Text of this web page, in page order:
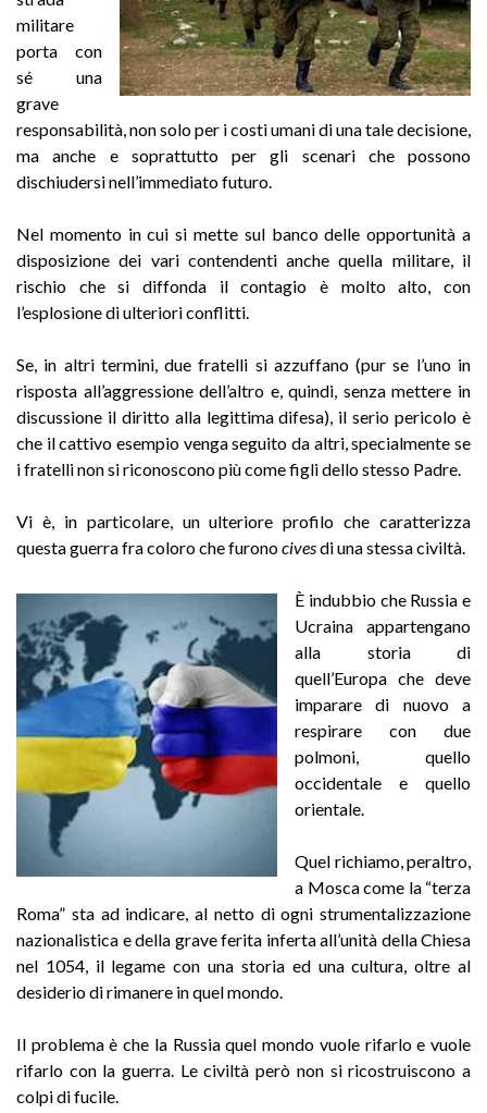
militare
porta con
sé una
grave
responsabilità, non solo per i costi umani di una tale decisione,
ma anche e soprattutto per gli scenari che possono
dischiudersi nell’immediato futuro.
Nel momento in cui si mette sul banco delle opportunità a
disposizione dei vari contendenti anche quella militare, il
rischio che si diffonda il contagio è molto alto, con
l’esplosione di ulteriori conflitti.
Se, in altri termini, due fratelli si azzuffano (pur se l’uno in
risposta all’aggressione dell’altro e, quindi, senza mettere in
discussione il diritto alla legittima difesa), il serio pericolo è
che il cattivo esempio venga seguito da altri, specialmente se
i fratelli non si riconoscono più come figli dello stesso Padre.
Vi è, in particolare, un ulteriore profilo che caratterizza
questa guerra fra coloro che furonocivesdi una stessa civiltà.
È indubbio che Russia e
Ucraina appartengano
alla storia di
quell’Europa che deve
imparare di nuovo a
respirare con due
polmoni, quello
occidentale e quello
orientale.
Quel richiamo, peraltro,
a Mosca come la “terza
Roma” sta ad indicare, al netto di ogni strumentalizzazione
nazionalistica e della grave ferita inferta all’unità della Chiesa
nel 1054, il legame con una storia ed una cultura, oltre al
desiderio di rimanere in quel mondo.
Il problema è che la Russia quel mondo vuole rifarlo e vuole
rifarlo con la guerra. Le civiltà però non si ricostruiscono a
colpi di fucile.